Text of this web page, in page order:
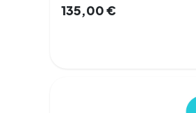
135,00€